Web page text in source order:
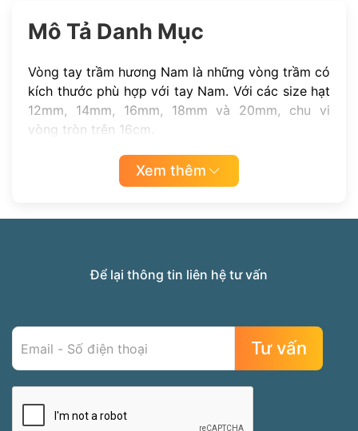
Mô Tả Danh Mục
Vòng tay trầm hương Nam là những vòng trầm có
kích thước phù hợp với tay Nam. Với các size hạt
12mm, 14mm, 16mm, 18mm và 20mm, chu vi
vòng tròn trên 16cm.
Xem thêm
Để lại thông tin liên hệ tư vấn